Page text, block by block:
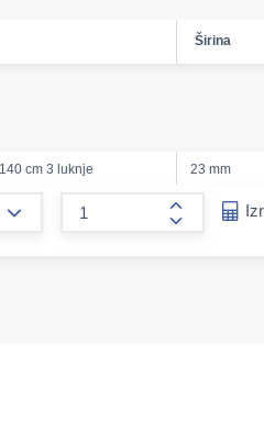
Širina
cm 3 luknje 23 mm